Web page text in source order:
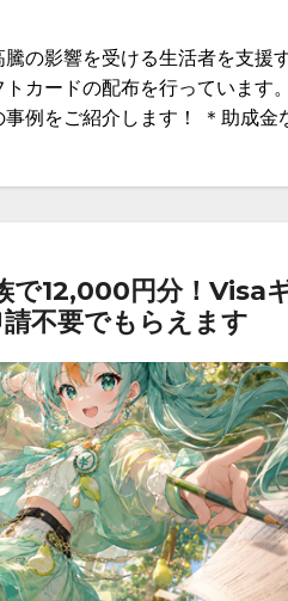
の影響を受ける生活者を支援
カードの配布を行っています。
例をご紹介します！ ＊助成金
で12,000円分！Visa
不要でもらえます